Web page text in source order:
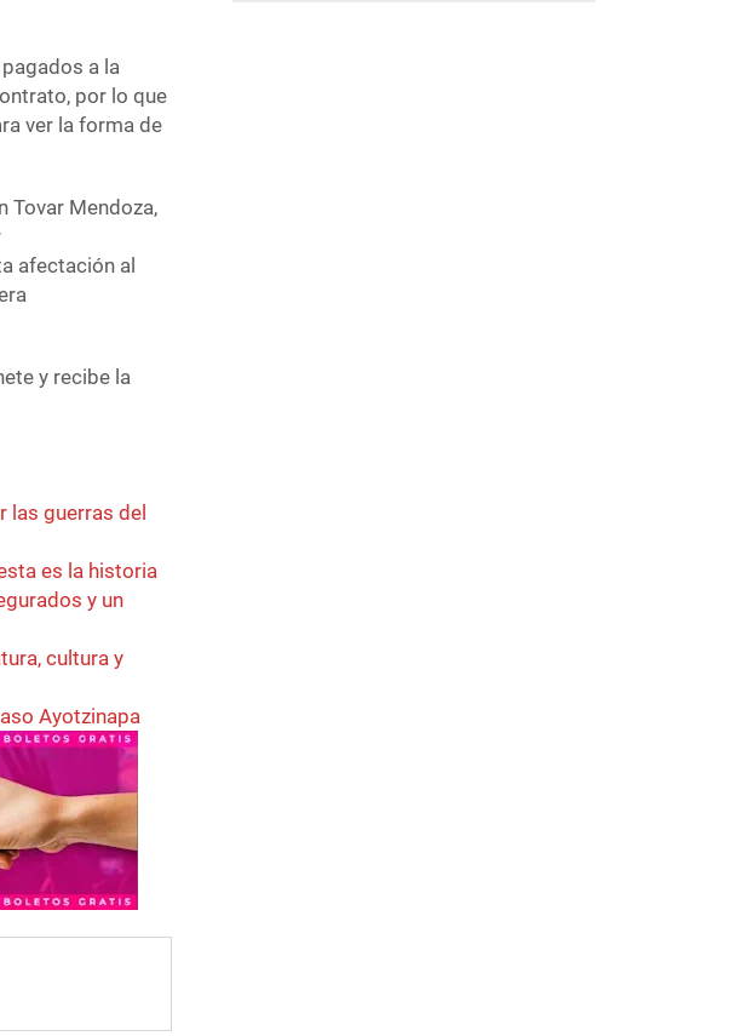
a la
por lo que
ver la forma de
Tovar Mendoza,
afectación al
y recibe la
las guerras del
es la historia
y un
cultura y
Ayotzinapa